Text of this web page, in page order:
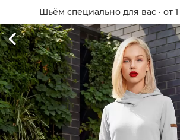
Шьём специально для вас · от